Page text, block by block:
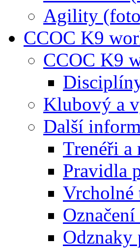
Agility
CCOC K9
CCOC K9
Klubový a
Další
Trenéři
Pravidla
Vrcholné